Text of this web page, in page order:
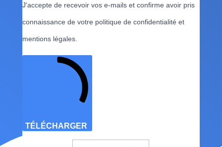
J'accepte de recevoir vos e-mails et confirme avoir pris
connaissance de votre politique de confidentialité et
mentions légales.
TÉLÉCHARGER